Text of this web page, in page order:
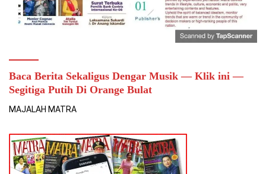
Baca Berita Sekaligus Dengar Musik — Klik ini —
Segitiga Putih Di Orange Bulat
MAJALAH MATRA